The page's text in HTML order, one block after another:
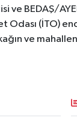
ve BEDAŞ/
(İTO)
ve